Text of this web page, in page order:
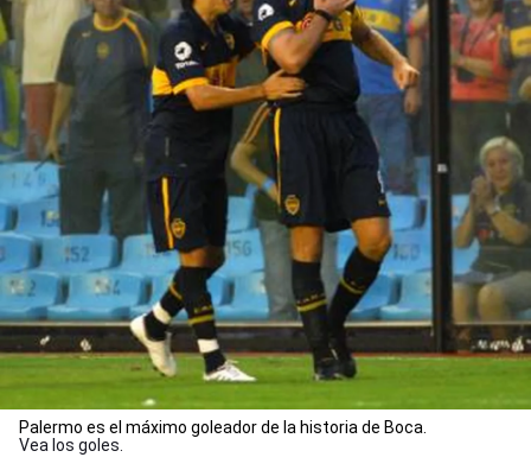
Palermo es el máximo goleador de la historia de Boca.
Vea los goles.